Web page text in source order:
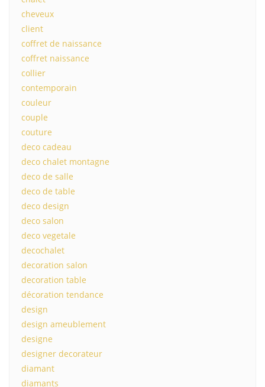
cheveux
client
coffret de naissance
coffret naissance
collier
contemporain
couleur
couple
couture
deco cadeau
deco chalet montagne
deco de salle
deco de table
deco design
deco salon
deco vegetale
decochalet
decoration salon
decoration table
décoration tendance
design
design ameublement
designe
designer decorateur
diamant
diamants